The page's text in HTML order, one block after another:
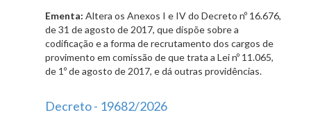
Ementa: Altera os Anexos I e IV do Decreto nº 16.676,
de 31 de agosto de 2017, que dispõe sobre a
codificação e a forma de recrutamento dos cargos de
provimento em comissão de que trata a Lei nº 11.065,
de 1º de agosto de 2017, e dá outras providências.
Decreto - 19682/2026